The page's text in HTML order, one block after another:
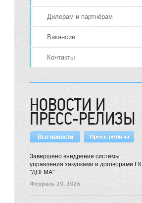
Дилерам и партнёрам
Вакансии
Контакты
НОВОСТИ И
ПРЕСС-РЕЛИЗЫ
Завершено внедрение системы
управления закупками и договорами ГК
"ДОГМА"
Февраль 20, 2026